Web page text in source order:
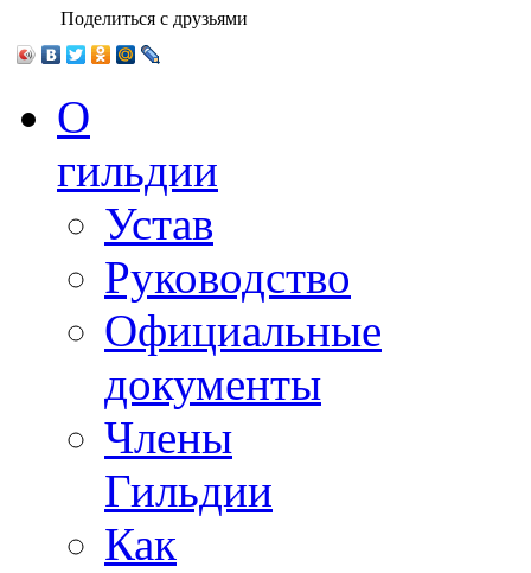
Поделиться с друзьями
О
гильдии
Устав
Руководство
Официальные
документы
Члены
Гильдии
Как